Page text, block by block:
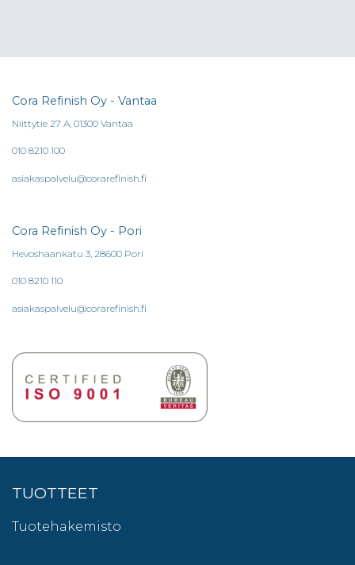
Cora Refinish Oy - Vantaa
Niittytie 27 A, 01300 Vantaa
010 8210 100
asiakaspalvelu@corarefinish.fi
Cora Refinish Oy - Pori
Hevoshaankatu 3, 28600 Pori
010 8210 110
asiakaspalvelu@corarefinish.fi
TUOTTEET
Tuotehakemisto